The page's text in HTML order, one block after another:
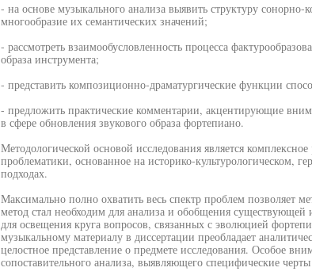
- на основе музыкального анализа выявить структуру сонорно-
многообразие их семантических значений;
- рассмотреть взаимообусловленность процесса
образа инструмента;
- представить композиционно-драматургические функции
- предложить практические комментарии, акцентирующие
в сфере обновления звукового образа фортепиано.
Методологической основой исследования является
проблематики, основанное на историко-культурологическом,
подходах.
Максимально полно охватить весь спектр проблем позволяет
метод стал необходим для анализа и обобщения существующей
для освещения круга вопросов, связанных с эволюцией
музыкальному материалу в диссертации преобладает
целостное представление о предмете исследования. Особое
сопоставительного анализа, выявляющего специфические